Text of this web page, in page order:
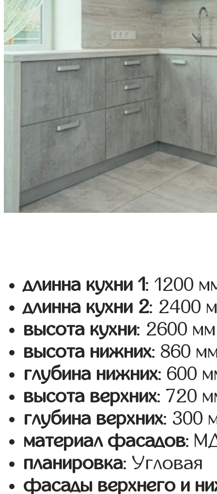
длинна кухни 1: 1200
длинна кухни 2: 2400
высота кухни: 2600 мм
высота нижних: 860
глубина нижних: 600
высота верхних: 720
глубина верхних: 300
материал фасадов:
планировка: Угловая
фасады верхнего и